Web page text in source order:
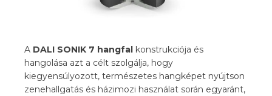
A DALI SONIK 7 hangfal konstrukciója és
hangolása azt a célt szolgálja, hogy
kiegyensúlyozott, természetes hangképet nyújtson
zenehallgatás és házimozi használat során egyaránt,